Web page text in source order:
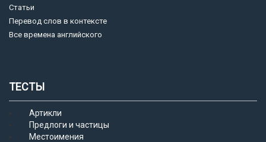
Статьи
Перевод слов в контексте
Все времена английского
ТЕСТЫ
Артикли
Предлоги и частицы
Местоимения